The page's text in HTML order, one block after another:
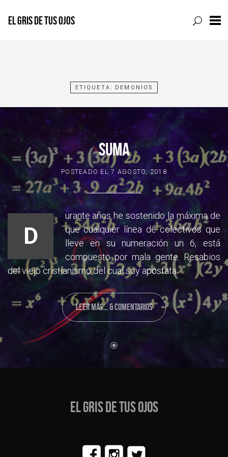
EL GRIS DE TUS OJOS
ETIQUETA: DEMONIOS
SUMA
POSTEADO EL7 AGOSTO, 2018
D
urante años he sostenido la máxima de
que cualquier línea de colectivos que
lleve en su numeración un 6, está
compuesto por mala gente. Resabios
del viejo cristianismo del cual soy apóstata.
LEER MÁS... & COMENTARIOS
EL GRIS DE TUS OJOS